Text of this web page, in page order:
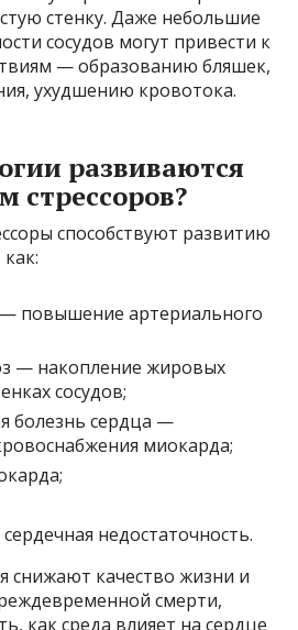
стенку. Даже небольшие
сосудов могут привести к
— образованию бляшек,
ухудшению кровотока.
развиваются
стрессоров?
способствуют развитию
повышение артериального
— накопление жировых
сосудов;
болезнь сердца —
миокарда;
недостаточность.
снижают качество жизни и
смерти,
как среда влияет на сердце